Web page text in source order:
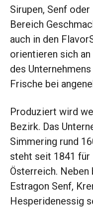
Sirupen, Senf
Bereich
auch in den
orientieren sich
des
Frische bei
Produziert wird
Bezirk. Das
Simmering rund
steht seit 1841
Österreich.
Estragon Senf,
Hesperidenessig